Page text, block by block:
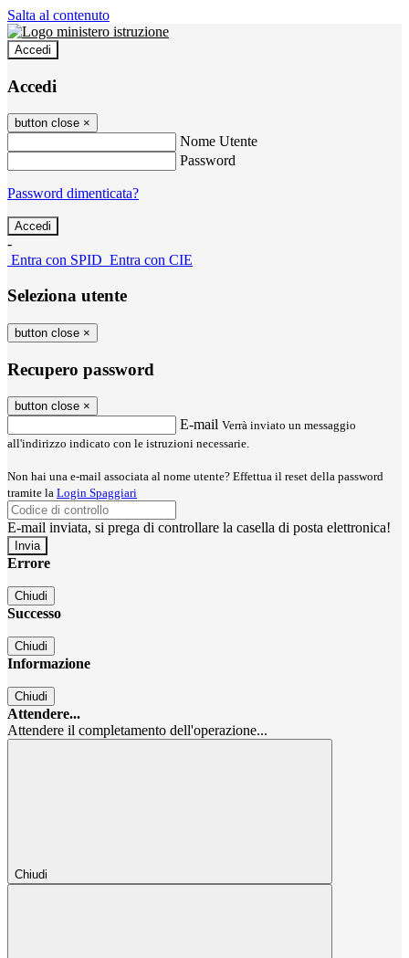
Salta al contenuto
Accedi
Accedi
button close ×
Nome Utente
Password
Password dimenticata?
-
Entra con SPID Entra con CIE
Seleziona utente
button close ×
Recupero password
button close ×
E-mail Verrà inviato un messaggio
all'indirizzo indicato con le istruzioni necessarie.
Non hai una e-mail associata al nome utente? Effettua il reset della password
tramite la Login Spaggiari
E-mail inviata, si prega di controllare la casella di posta elettronica!
Errore
Chiudi
Successo
Chiudi
Informazione
Chiudi
Attendere...
Attendere il completamento dell'operazione...
Chiudi